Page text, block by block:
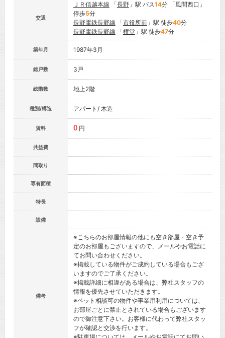
交通
ＪＲ信越本線 「長野」駅 バス14分 「風間西口」
停歩5分
長野電鉄長野線 「市役所前」駅 徒歩40分
長野電鉄長野線 「権堂」駅 徒歩47分
築年月 1987年3月
総戸数 3戸
総階数 地上2階
種別/構造 アパート/ 木造
賃料 0 円
共益費
間取り
専有面積
特長
設備
備考
※こちらのお部屋情報の他にも空き部屋・空き予
定のお部屋もございますので、メールやお電話に
てお問い合わせください。
※掲載している物件がご成約している場合もござ
いますのでご了承ください。
※掲載詳細に相違がある場合は、弊社スタッフの
情報を優先させていただきます。
※ペット相談可の物件や事業用利用については、
お部屋ごとに禁止とされている場合もございます
ので御注意下さい。お客様に代わって弊社スタッ
フが確認と交渉を行います。